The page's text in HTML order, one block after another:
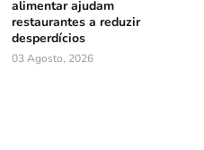
alimentar ajudam
restaurantes a reduzir
desperdícios
03 Agosto, 2026